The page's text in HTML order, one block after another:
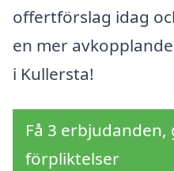
offertförslag idag
en mer
i Kullersta!
Få 3
förpliktelser